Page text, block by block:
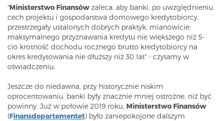
"Ministerstwo Finansów zaleca, aby banki, po uwzględnieniu
cech projektu i gospodarstwa domowego kredytobiorcy,
przestrzegały ustalonych dobrych praktyk, mianowicie:
maksymalnego przyznawania kredytu nie większego niż 5-
cio krotność dochodu rocznego brutto kredytobiorcy na
okres kredytowania nie dłuższy niż 30 lat" - czytamy w
oświadczeniu.
Jeszcze do niedawna, przy historycznie niskim
oprocentowaniu, banki były znacznie mniej ostrożne, niż być
powinny. Już w połowie 2019 roku, Ministerstwo Finansów
(Finansdepartementet) było zaniepokojone dalszym